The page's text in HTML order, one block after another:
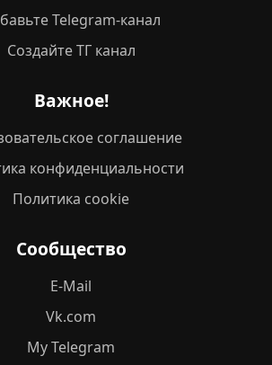
Telegram-канал
Создайте ТГ канал
Важное!
соглашение
конфиденциальности
Политика cookie
Сообщество
E-Mail
Vk.com
My Telegram